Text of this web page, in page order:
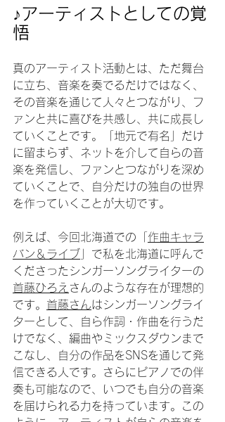
♪アーティストとしての覚
悟
真のアーティスト活動とは、ただ舞台
に立ち、音楽を奏でるだけではなく、
その音楽を通じて人々とつながり、フ
ァンと共に喜びを共感し、共に成長し
ていくことです。「地元で有名」だけ
に留まらず、ネットを介して自らの音
楽を発信し、ファンとつながりを深め
ていくことで、自分だけの独自の世界
を作っていくことが大切です。
例えば、今回北海道での「 作曲キャラ
バン＆ライブ
」で私を北海道に呼んで
くださったシンガーソングライターの
首藤ひろえ さんのような存在が理想的
です。 首藤さんはシンガーソングライ
ターとして、自ら作詞・作曲を行うだ
けでなく、編曲やミックスダウンまで
こなし、自分の作品をSNSを通じて発
信できる人です。さらにピアノでの伴
奏も可能なので、いつでも自分の音楽
を届けられる力を持っています。この